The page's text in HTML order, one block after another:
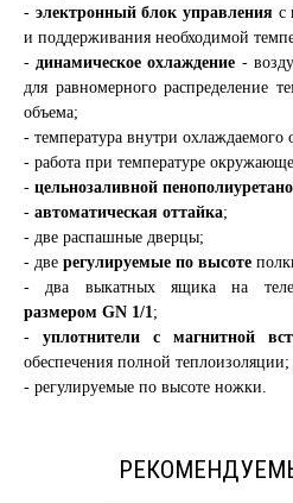
- электронный блок управления с
и поддерживания необходимой
- динамическое охлаждение -
для равномерного распределение
объема;
- температура внутри охлаждаемого
- работа при температуре
- цельнозаливной
- автоматическая оттайка;
- две распашные дверцы;
- две регулируемые по высоте
- два выкатных ящика на
размером GN 1/1 ;
- уплотнители с магнитной
обеспечения полной теплоизоляции;
- регулируемые по высоте ножки.